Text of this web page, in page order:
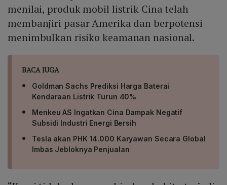
menilai, produk mobil listrik Cina telah
membanjiri pasar Amerika dan berpotensi
menimbulkan risiko keamanan nasional.
BACA JUGA
Goldman Sachs Prediksi Harga Baterai
Kendaraan Listrik Turun 40%
Menkeu AS Ingatkan Cina Dampak Negatif
Subsidi Industri Energi Bersih
Tesla akan PHK 14.000 Karyawan Secara Global
Imbas Jebloknya Penjualan